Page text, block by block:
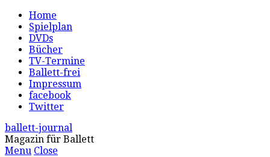
Home
Spielplan
DVDs
Bücher
TV-Termine
Ballett-frei
Impressum
facebook
Twitter
ballett-journal
Magazin für Ballett
Menu Close